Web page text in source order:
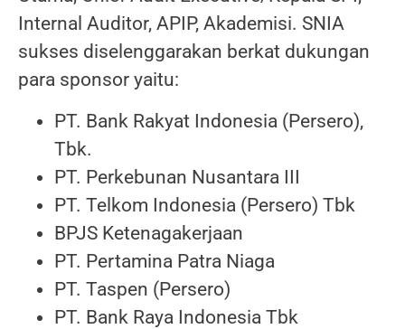
Internal Auditor, APIP, Akademisi. SNIA
sukses diselenggarakan berkat dukungan
para sponsor yaitu:
PT. Bank Rakyat Indonesia (Persero),
Tbk.
PT. Perkebunan Nusantara III
PT. Telkom Indonesia (Persero) Tbk
BPJS Ketenagakerjaan
PT. Pertamina Patra Niaga
PT. Taspen (Persero)
PT. Bank Raya Indonesia Tbk